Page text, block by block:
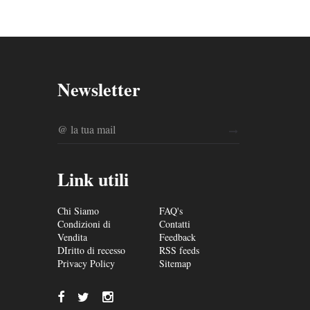
Newsletter
Link utili
Chi Siamo
Condizioni di
Vendita
DIritto di recesso
Privacy Policy
FAQ's
Contatti
Feedback
RSS feeds
Sitemap